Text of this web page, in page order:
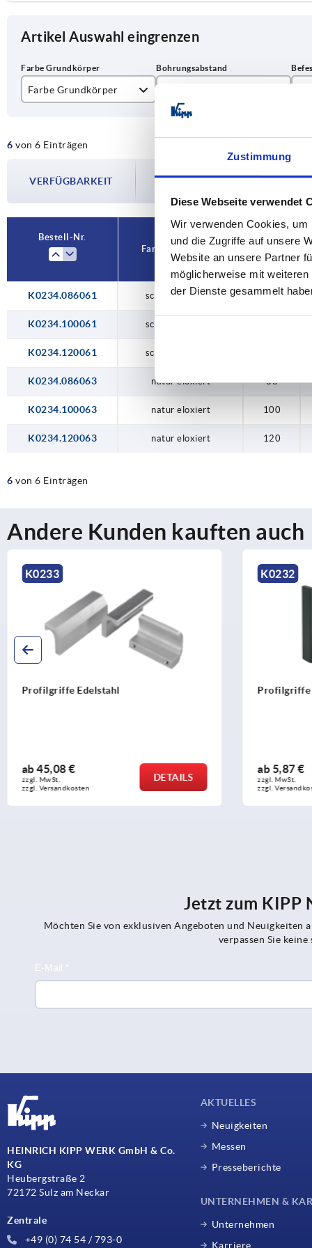
Zustimmung
Diese Webseite verwendet
Wir verwenden Cookies,
und die Zugriffe auf unsere
Website an unsere Partner
möglicherweise mit
der Dienste gesammelt
Artikel Auswahl eingrenzen
Farbe Grundkörper
schwarz eloxiert
86
120
6 von 6 Einträgen
VERFÜGBARKEIT
Im finalen Schritt vor Abschluss Ihrer
Bestell-Nr.
Farbe Grundkörper
K0234.086061 schwarz eloxiert 86
K0234.100061 schwarz eloxiert
K0234.120061 schwarz eloxiert
K0234.086063 natur eloxiert 86
K0234.100063 natur eloxiert 100
K0234.120063 natur eloxiert 120
6 von 6 Einträgen
Andere Kunden kauften auch
K0232
Profilgriffe Aluminium geriffelt
ab5,87 €
zzgl. MwSt.
zzgl. Versandkosten
DETAILS
K1855
ab
zzgl. MwSt.
zzgl.
Jetzt zum KIPP
Möchten Sie von exklusiven Angeboten und Neuigkeiten
verpassen Sie
HEINRICH KIPP WERK GmbH & Co.
KG
Heubergstraße 2
72172 Sulz am Neckar
Zentrale
+49 (0) 74 54 / 793-0
AKTUELLES
Neuigkeiten
Messen
Presseberichte
UNTERNEHMEN &
Unternehmen
Karriere